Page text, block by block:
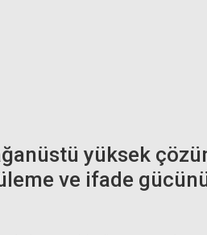
4.052,86 TL
yüksek
ve ifade